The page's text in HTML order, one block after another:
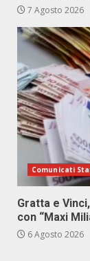
7 Agosto 2026
Comunicati
Gratta e
con “Maxi
6 Agosto 2026